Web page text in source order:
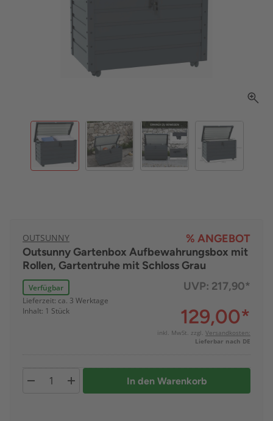
OUTSUNNY
% ANGEBOT
Outsunny Gartenbox Aufbewahrungsbox mit
Rollen, Gartentruhe mit Schloss Grau
Verfügbar
Lieferzeit: ca. 3 Werktage
Inhalt: 1 Stück
UVP: 217,90*
129,00*
inkl. MwSt. zzgl. Versandkosten:
Lieferbar nach DE
In den Warenkorb